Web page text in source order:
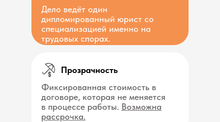
Дело ведёт один
дипломированный юрист со
специализацией именно на
трудовых спорах.
Фиксированная стоимость в
договоре, которая не меняется
в процессе работы. Возможна
рассрочка.
Прозрачность